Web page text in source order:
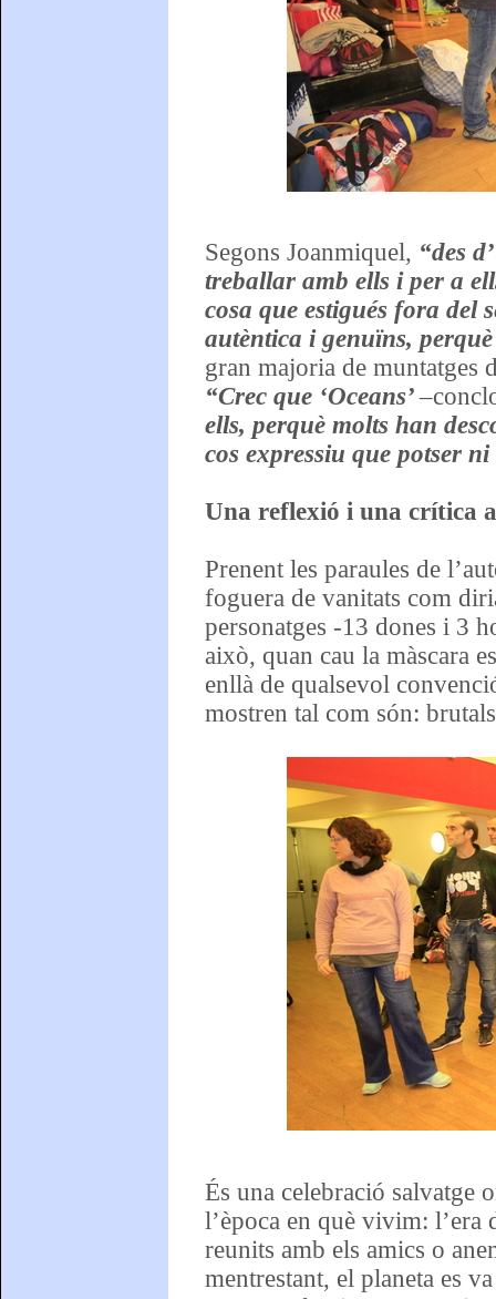
Segons Joanmiquel, “des
treballar amb ells i per a
cosa que estigués fora del
autèntica i genuïns,
gran majoria de muntatges
“Crec que ‘Oceans’–
ells, perquè molts han
cos expressiu que potser
Una reflexió i una crítica
Prenent les paraules de
foguera de vanitats com
personatges -13 dones i 3
això, quan cau la màscara
enllà de qualsevol
mostren tal com són:
És una celebració salvatge
l’època en què vivim: l’era
reunits amb els amics o
mentrestant, el planeta es